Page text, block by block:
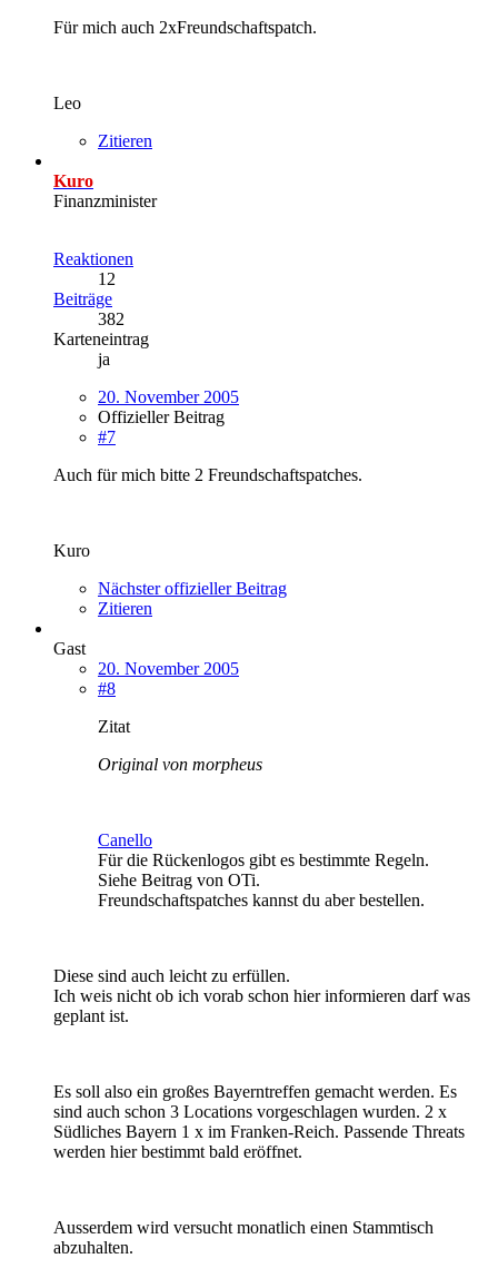
Für mich auch 2xFreundschaftspatch.
Leo
Zitieren
Kuro
Finanzminister
Reaktionen
12
Beiträge
382
Karteneintrag
ja
20. November 2005
Offizieller Beitrag
#7
Auch für mich bitte 2 Freundschaftspatches.
Kuro
Nächster offizieller Beitrag
Zitieren
Gast
20. November 2005
#8
Zitat
Original von morpheus
Canello
Für die Rückenlogos gibt es bestimmte Regeln.
Siehe Beitrag von OTi.
Freundschaftspatches kannst du aber bestellen.
Diese sind auch leicht zu erfüllen.
Ich weis nicht ob ich vorab schon hier informieren darf was
geplant ist.
Es soll also ein großes Bayerntreffen gemacht werden. Es
sind auch schon 3 Locations vorgeschlagen wurden. 2 x
Südliches Bayern 1 x im Franken-Reich. Passende Threats
werden hier bestimmt bald eröffnet.
Ausserdem wird versucht monatlich einen Stammtisch
abzuhalten.